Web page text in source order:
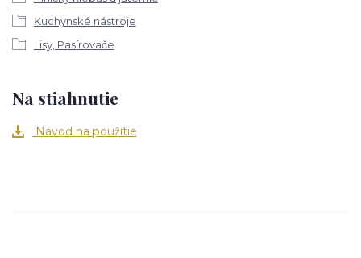
Kuchynské nástroje
Lisy, Pasírovače
Na stiahnutie
Návod na použitie